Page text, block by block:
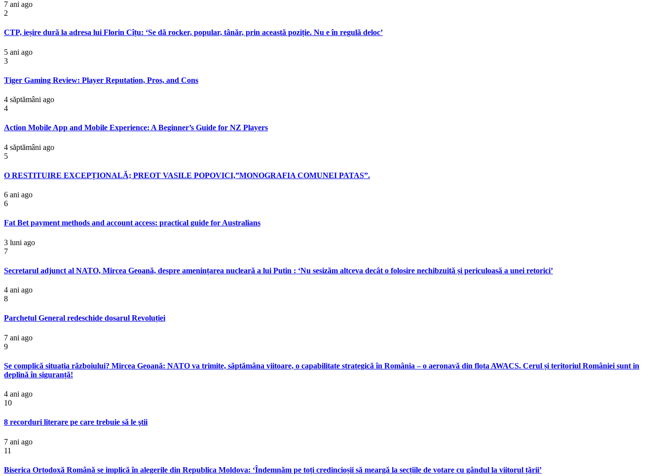
7 ani ago
2
CTP, ieșire dură la adresa lui Florin Cîțu: ‘Se dă rocker, popular, tânăr, prin această poziție. Nu e în regulă deloc’
5 ani ago
3
Tiger Gaming Review: Player Reputation, Pros, and Cons
4 săptămâni ago
4
Action Mobile App and Mobile Experience: A Beginner’s Guide for NZ Players
4 săptămâni ago
5
O RESTITUIRE EXCEPȚIONALĂ; PREOT VASILE POPOVICI,”MONOGRAFIA COMUNEI PATAS”.
6 ani ago
6
Fat Bet payment methods and account access: practical guide for Australians
3 luni ago
7
Secretarul adjunct al NATO, Mircea Geoană, despre amenințarea nucleară a lui Putin : ‘Nu sesizăm altceva decât o folosire nechibzuită și periculoasă a unei retorici’
4 ani ago
8
Parchetul General redeschide dosarul Revoluției
7 ani ago
9
Se complică situația războiului? Mircea Geoană: NATO va trimite, săptămâna viitoare, o capabilitate strategică în România – o aeronavă din flota AWACS. Cerul și teritoriul României sunt in
deplină în siguranță!
4 ani ago
10
8 recorduri literare pe care trebuie să le ştii
7 ani ago
11
Biserica Ortodoxă Română se implică în alegerile din Republica Moldova: ‘Îndemnăm pe toți credincioșii să meargă la secțiile de votare cu gândul la viitorul țării’